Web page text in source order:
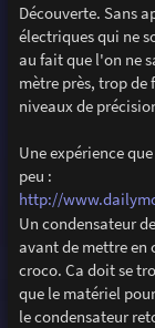
Découverte. Sans
électriques qui ne
au fait que l'on ne
mètre près, trop de
niveaux de
Une expérience
peu :
http://
Un condensateur
avant de mettre en
croco. Ca doit se
que le matériel
le condensateur